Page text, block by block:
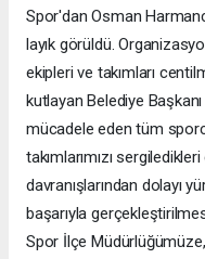
Spor'dan Osman
layık görüldü.
ekipleri ve takımları
kutlayan Belediye
mücadele eden tüm
takımlarımızı
davranışlarından dolayı
başarıyla
Spor İlçe